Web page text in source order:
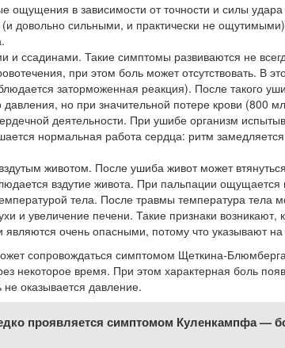
ощущения в зависимости от точности и силы удара
довольно сильными, и практически не
и ссадинами. Такие симптомы развиваются не
при этом боль может отсутствовать. В
заторможенная реакция). После такого
давления, но при значительной потере крови (800
деятельности. При ушибе организм
нормальная работа сердца: ритм
животом. После ушиба живот может
вздутие живота. При пальпации
тела. После травмы температура тела
и увеличение печени. Такие признаки возникают,
являются очень опасными, потому что указывают
сопровождаться симптомом Щеткина-
некоторое время. При этом характерная боль
оказывается давление.
проявляется симптомом Куленкампфа —